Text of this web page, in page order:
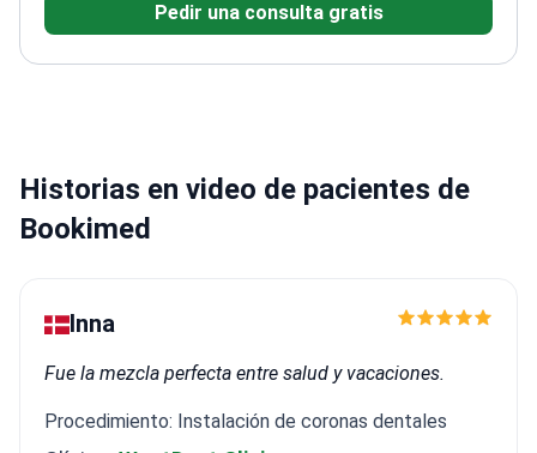
Semmelweis durante 30 años de experiencia
Bookimed
Clínica:WestDent Clinic